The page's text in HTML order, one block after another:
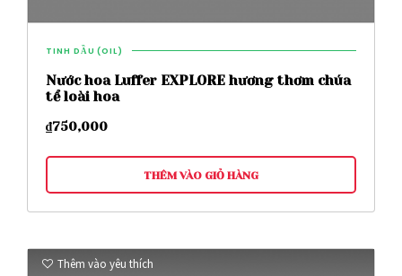
TINH DẦU (OIL)
Nước hoa Luffer EXPLORE hương thơm chúa
tể loài hoa
₫750,000
THÊM VÀO GIỎ HÀNG
Thêm vào yêu thích